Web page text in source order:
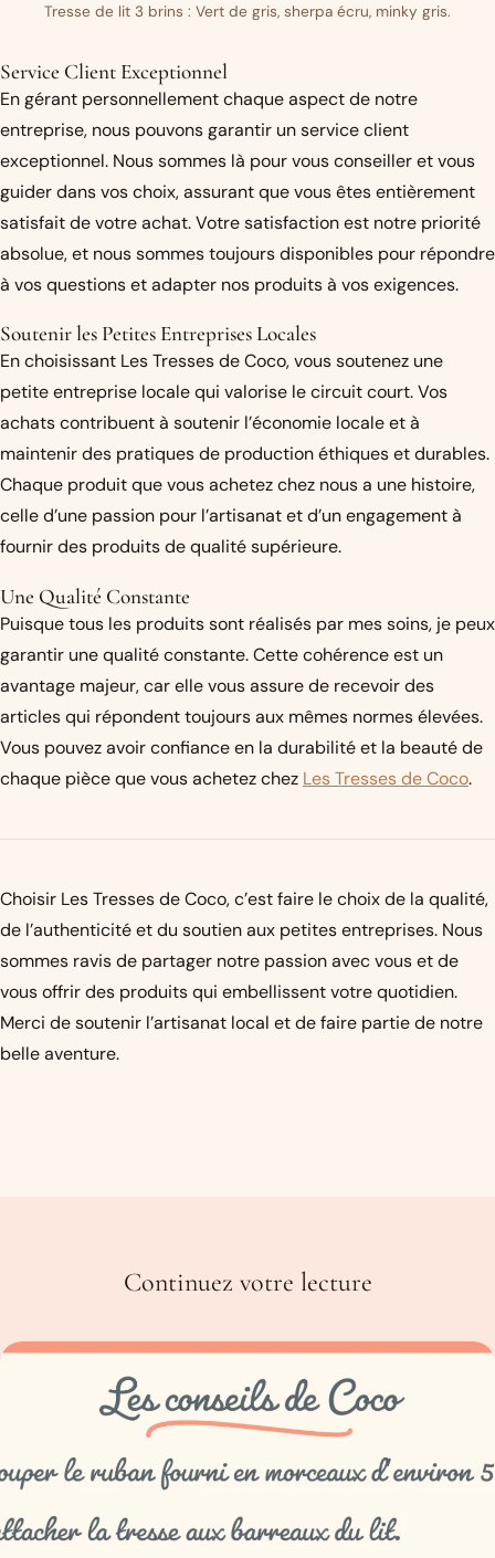
Tresse de lit 3 brins : Vert de gris, sherpa écru, minky gris.
Service Client Exceptionnel
En gérant personnellement chaque aspect de notre
entreprise, nous pouvons garantir un service client
exceptionnel. Nous sommes là pour vous conseiller et vous
guider dans vos choix, assurant que vous êtes entièrement
satisfait de votre achat. Votre satisfaction est notre priorité
absolue, et nous sommes toujours disponibles pour répondre
à vos questions et adapter nos produits à vos exigences.
Soutenir les Petites Entreprises Locales
En choisissant Les Tresses de Coco, vous soutenez une
petite entreprise locale qui valorise le circuit court. Vos
achats contribuent à soutenir l’économie locale et à
maintenir des pratiques de production éthiques et durables.
Chaque produit que vous achetez chez nous a une histoire,
celle d’une passion pour l’artisanat et d’un engagement à
fournir des produits de qualité supérieure.
Une Qualité Constante
Puisque tous les produits sont réalisés par mes soins, je peux
garantir une qualité constante. Cette cohérence est un
avantage majeur, car elle vous assure de recevoir des
articles qui répondent toujours aux mêmes normes élevées.
Vous pouvez avoir confiance en la durabilité et la beauté de
chaque pièce que vous achetez chez Les Tresses de Coco.
Choisir Les Tresses de Coco, c’est faire le choix de la qualité,
de l’authenticité et du soutien aux petites entreprises. Nous
sommes ravis de partager notre passion avec vous et de
vous offrir des produits qui embellissent votre quotidien.
Merci de soutenir l’artisanat local et de faire partie de notre
belle aventure.
Continuez votre lecture